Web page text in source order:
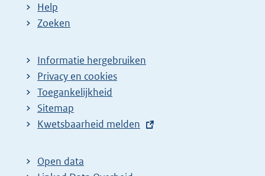
Help
Zoeken
Informatie hergebruiken
Privacy en cookies
Toegankelijkheid
Sitemap
E
t
e
Kwetsbaarheid melden
Open data